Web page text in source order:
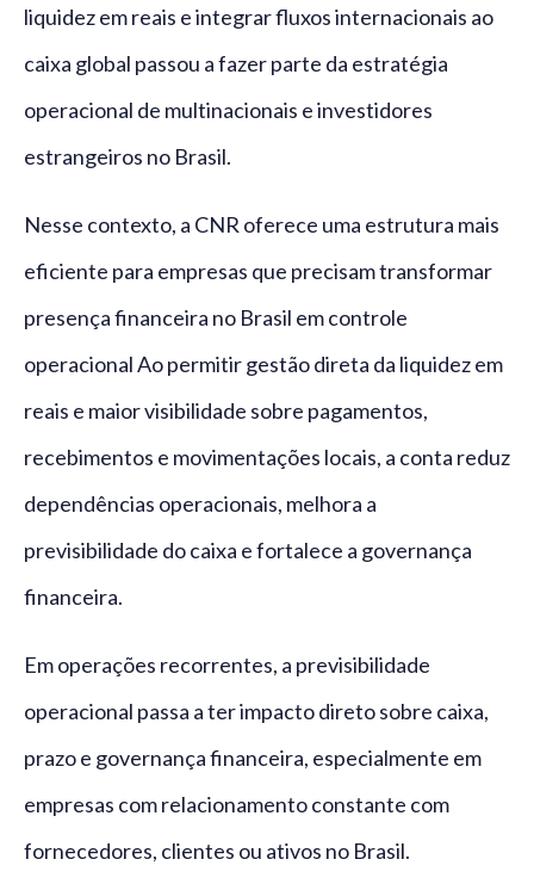
liquidez em reais e integrar fluxos internacionais ao
caixa global passou a fazer parte da estratégia
operacional de multinacionais e investidores
estrangeiros no Brasil.
Nesse contexto, a CNR oferece uma estrutura mais
eficiente para empresas que precisam transformar
presença financeira no Brasil em controle
operacional Ao permitir gestão direta da liquidez em
reais e maior visibilidade sobre pagamentos,
recebimentos e movimentações locais, a conta reduz
dependências operacionais, melhora a
previsibilidade do caixa e fortalece a governança
financeira.
Em operações recorrentes, a previsibilidade
operacional passa a ter impacto direto sobre caixa,
prazo e governança financeira, especialmente em
empresas com relacionamento constante com
fornecedores, clientes ou ativos no Brasil.